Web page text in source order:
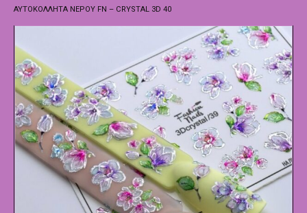
ΑΥΤΟΚΌΛΛΗΤΑ ΝΕΡΟΎ FN – CRYSTAL 3D 40